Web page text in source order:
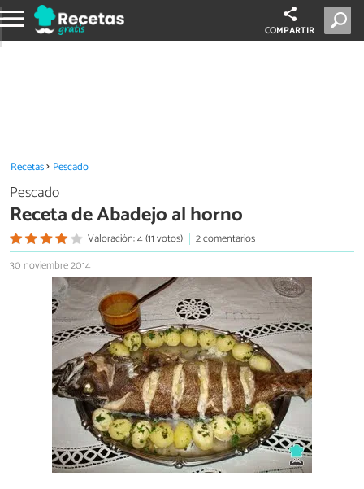
COMPARTIR
Recetas Pescado
Pescado
Receta de Abadejo al horno
Valoración: 4 (11 votos)
2 comentarios
30 noviembre 2014